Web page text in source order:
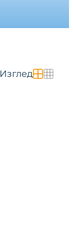
Изглед